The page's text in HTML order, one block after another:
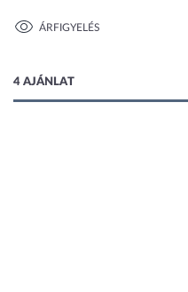
ÁRFIGYELÉS
4 AJÁNLAT